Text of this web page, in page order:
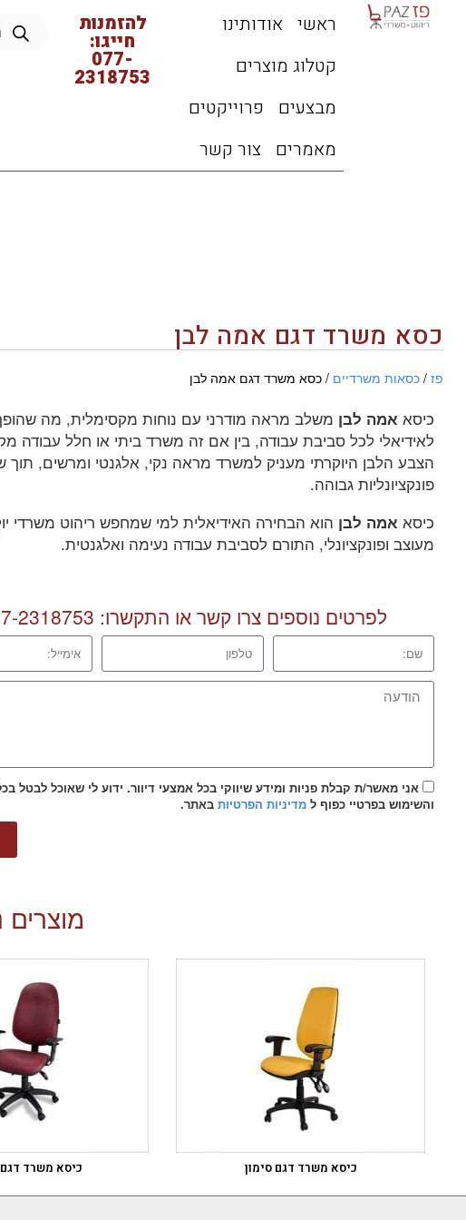
ראשי אודותינו
קטלוג מוצרים
מבצעים
פרוייקטים
מאמרים צור קשר
להזמנות
חייגו:
077-
2318753
כסא משרד דגם אמה לבן
פז / כסאות משרדיים / כסא משרד דגם אמה לבן
כיסא אמה לבן משלב מראה מודרני עם נוחות מקסימלית, מה
לאידיאלי לכל סביבת עבודה, בין אם זה משרד ביתי או חלל עבודה
הצבע הלבן היוקרתי מעניק למשרד מראה נקי, אלגנטי ומרשים, תוך
פונקציונליות גבוהה.
כיסא אמה לבן הוא הבחירה האידיאלית למי שמחפש ריהוט משרדי
מעוצב ופונקציונלי, התורם לסביבת עבודה נעימה ואלגנטית.
לפרטים נוספים צרו קשר או התקשרו: 2318753
אני מאשר/ת קבלת פניות ומידע שיווקי בכל אמצעי דיוור. ידוע לי שאוכל לבטל
והשימוש בפרטיי כפוף ל מדיניות הפרטיות באתר.
מוצרים
כיסא משרד דגם סימון כיסא משרד דגם